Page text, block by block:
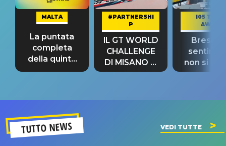
MALTA
La puntata
completa
della quinta
tappa
#PARTNERSHI
P
IL GT WORLD
CHALLENGE
DI MISANO si
riconferma
105 TAKE
AWAY
Bresh:
non si
fino alla
TUTTO NEWS VEDI TUTTE